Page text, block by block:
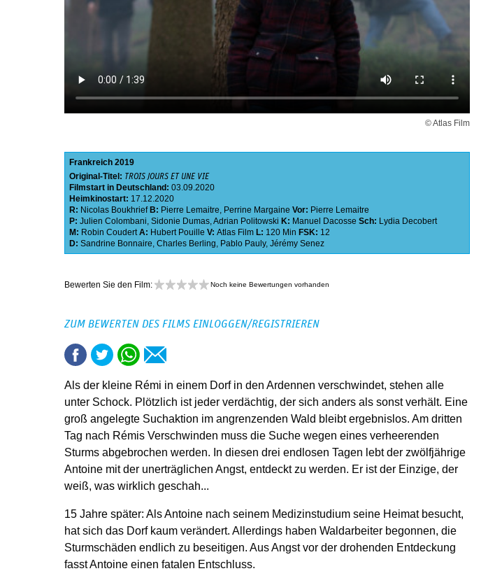
© Atlas Film
Frankreich 2019
Original-Titel: TROIS JOURS ET UNE VIE
Filmstart in Deutschland: 03.09.2020
Heimkinostart: 17.12.2020
R: Nicolas Boukhrief B: Pierre Lemaitre, Perrine Margaine Vor: Pierre Lemaitre
P: Julien Colombani, Sidonie Dumas,Adrian Politowski K: Manuel Dacosse Sch: Lydia Decobert
M: Robin Coudert A: Hubert Pouille V: Atlas Film L: 120 Min FSK: 12
D: Sandrine Bonnaire, Charles Berling, Pablo Pauly, Jérémy Senez
Bewerten Sie den Film: Noch keine Bewertungen vorhanden
ZUM BEWERTEN DES FILMS EINLOGGEN/REGISTRIEREN
Als der kleine Rémi in einem Dorf in den Ardennen verschwindet, stehen alle
unter Schock. Plötzlich ist jeder verdächtig, der sich anders als sonst verhält. Eine
groß angelegte Suchaktion im angrenzenden Wald bleibt ergebnislos. Am dritten
Tag nach Rémis Verschwinden muss die Suche wegen eines verheerenden
Sturms abgebrochen werden. In diesen drei endlosen Tagen lebt der zwölfjährige
Antoine mit der unerträglichen Angst, entdeckt zu werden. Er ist der Einzige, der
weiß, was wirklich geschah...
15 Jahre später: Als Antoine nach seinem Medizinstudium seine Heimat besucht,
hat sich das Dorf kaum verändert. Allerdings haben Waldarbeiter begonnen, die
Sturmschäden endlich zu beseitigen. Aus Angst vor der drohenden Entdeckung
fasst Antoine einen fatalen Entschluss.